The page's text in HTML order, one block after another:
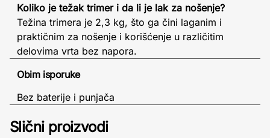
Koliko je težak trimer i da li je lak za nošenje?
Težina trimera je 2,3 kg, što ga čini laganim i
praktičnim za nošenje i korišćenje u različitim
delovima vrta bez napora.
Obim isporuke
Bez baterije i punjača
Slični proizvodi